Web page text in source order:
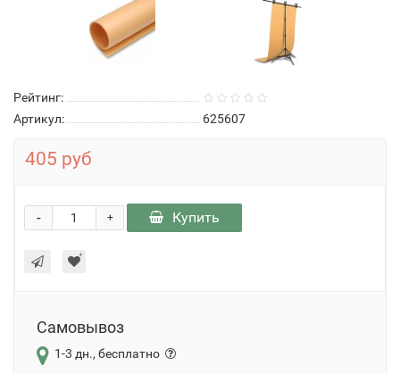
Рейтинг:
Артикул:
625607
405 руб
+
- Купить
Самовывоз
1-3 дн., бесплатно